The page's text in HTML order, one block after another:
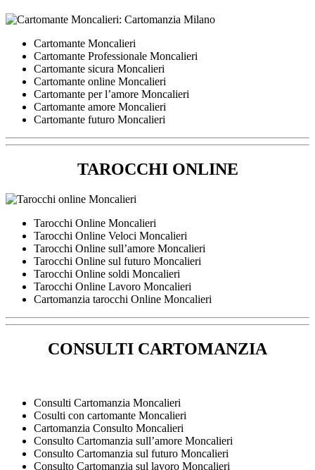
Cartomante Moncalieri
Cartomante Professionale Moncalieri
Cartomante sicura Moncalieri
Cartomante online Moncalieri
Cartomante per l’amore Moncalieri
Cartomante amore Moncalieri
Cartomante futuro Moncalieri
TAROCCHI ONLINE
Tarocchi Online Moncalieri
Tarocchi Online Veloci Moncalieri
Tarocchi Online sull’amore Moncalieri
Tarocchi Online sul futuro Moncalieri
Tarocchi Online soldi Moncalieri
Tarocchi Online Lavoro Moncalieri
Cartomanzia tarocchi Online Moncalieri
CONSULTI CARTOMANZIA
Consulti Cartomanzia Moncalieri
Cosulti con cartomante Moncalieri
Cartomanzia Consulto Moncalieri
Consulto Cartomanzia sull’amore Moncalieri
Consulto Cartomanzia sul futuro Moncalieri
Consulto Cartomanzia sul lavoro Moncalieri